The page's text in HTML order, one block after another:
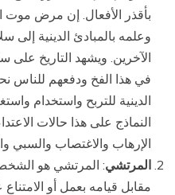
بأقذر الأفعال. إن مرض موت
وعلمه بالمبادئ الدينية إلى
الآخرين. ويشهد التاريخ
في هذا الفخ ودفعهم للناس
الدينية للتربح واستخدام
النماذج على هذا حالات
الإرهاب والاغتصاب والسبي
المرتشي: المرتشي هو
مقابل قيامه بعمل أو